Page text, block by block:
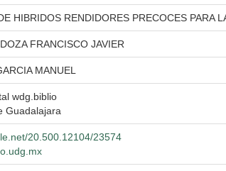
HIBRIDOS RENDIDORES PRECOCES PARA
FRANCISCO JAVIER
MANUEL
wdg.biblio
Guadalajara
20.500.12104/23574